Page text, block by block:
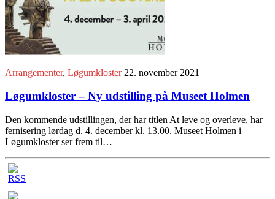
Arrangementer, Løgumkloster 22. november 2021
Løgumkloster – Ny udstilling på Museet Holmen
Den kommende udstillingen, der har titlen At leve og overleve, har
fernisering lørdag d. 4. december kl. 13.00. Museet Holmen i
Løgumkloster ser frem til…